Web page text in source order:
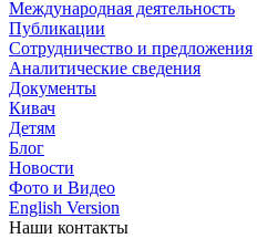
Международная деятельность
Публикации
Сотрудничество и предложения
Аналитические сведения
Документы
Кивач
Детям
Блог
Новости
Фото и Видео
English Version
Наши контакты